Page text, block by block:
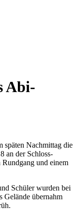
Abi-
späten Nachmittag die
an der Schloss-
Rundgang und einem
Schüler wurden bei
Gelände übernahm